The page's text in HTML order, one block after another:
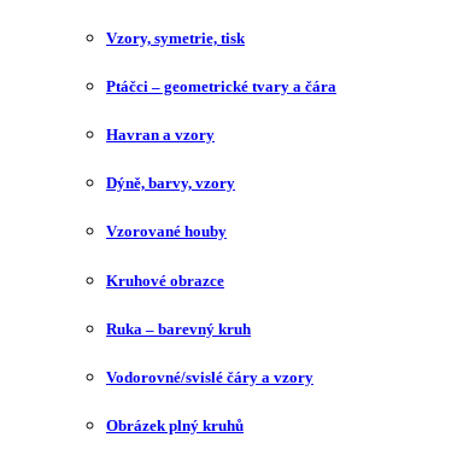
Vzory, symetrie, tisk
Ptáčci – geometrické tvary a čára
Havran a vzory
Dýně, barvy, vzory
Vzorované houby
Kruhové obrazce
Ruka – barevný kruh
Vodorovné/svislé čáry a vzory
Obrázek plný kruhů